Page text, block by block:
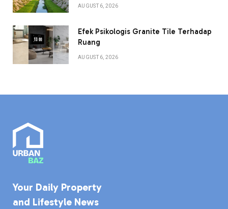
AUGUST 6, 2026
Efek Psikologis Granite Tile Terhadap
Ruang
AUGUST 6, 2026
Your Daily Property
and Lifestyle News